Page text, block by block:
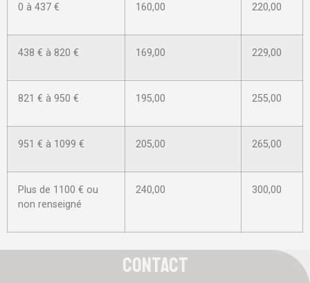
0 à 437 € 160,00 220,00
438 € à 820 € 169,00 229,00
821 € à 950 € 195,00 255,00
951 € à 1099 € 205,00 265,00
Plus de 1100 € ou
non renseigné
240,00 300,00
contact